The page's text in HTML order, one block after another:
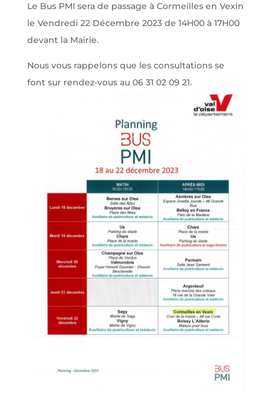
Le Bus PMI sera de passage à Cormeilles en Vexin
le Vendredi 22 Décembre 2023 de 14H00 à 17H00
devant la Mairie.
Nous vous rappelons que les consultations se
font sur rendez-vous au 06 31 02 09 21.